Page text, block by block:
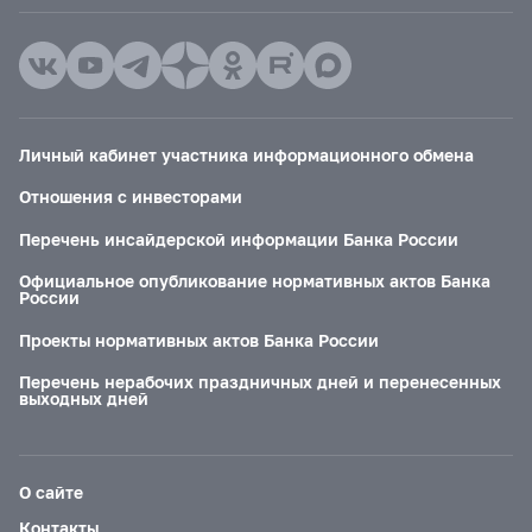
Личный кабинет участника информационного обмена
Отношения с инвесторами
Перечень инсайдерской информации Банка России
Официальное опубликование нормативных актов Банка
России
Проекты нормативных актов Банка России
Перечень нерабочих праздничных дней и перенесенных
выходных дней
О сайте
Контакты